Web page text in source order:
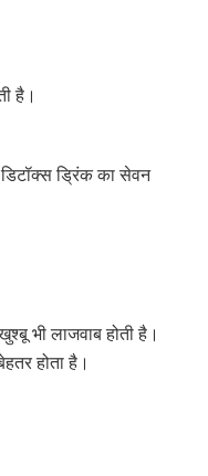
है।
ड्रिंक का सेवन
भी लाजवाब होती है।
होता है।